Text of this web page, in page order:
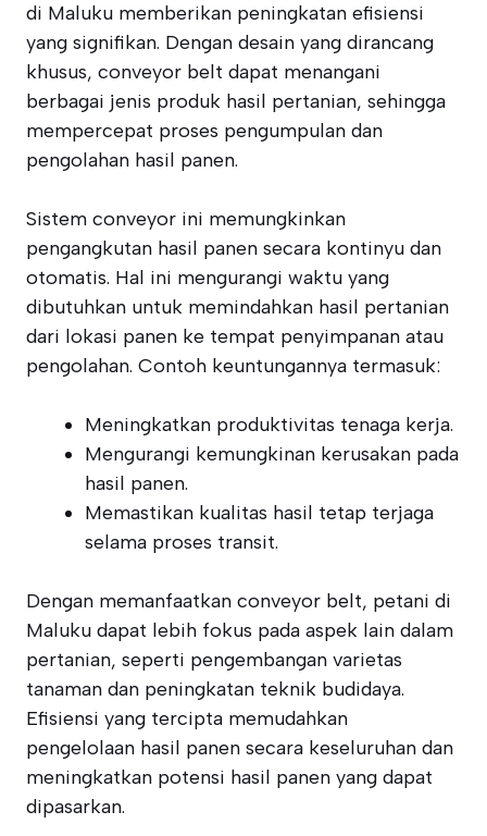
di Maluku memberikan peningkatan efisiensi
yang signifikan. Dengan desain yang dirancang
khusus, conveyor belt dapat menangani
berbagai jenis produk hasil pertanian, sehingga
mempercepat proses pengumpulan dan
pengolahan hasil panen.
Sistem conveyor ini memungkinkan
pengangkutan hasil panen secara kontinyu dan
otomatis. Hal ini mengurangi waktu yang
dibutuhkan untuk memindahkan hasil pertanian
dari lokasi panen ke tempat penyimpanan atau
pengolahan. Contoh keuntungannya termasuk:
Meningkatkan produktivitas tenaga kerja.
Mengurangi kemungkinan kerusakan pada
hasil panen.
Memastikan kualitas hasil tetap terjaga
selama proses transit.
Dengan memanfaatkan conveyor belt, petani di
Maluku dapat lebih fokus pada aspek lain dalam
pertanian, seperti pengembangan varietas
tanaman dan peningkatan teknik budidaya.
Efisiensi yang tercipta memudahkan
pengelolaan hasil panen secara keseluruhan dan
meningkatkan potensi hasil panen yang dapat
dipasarkan.